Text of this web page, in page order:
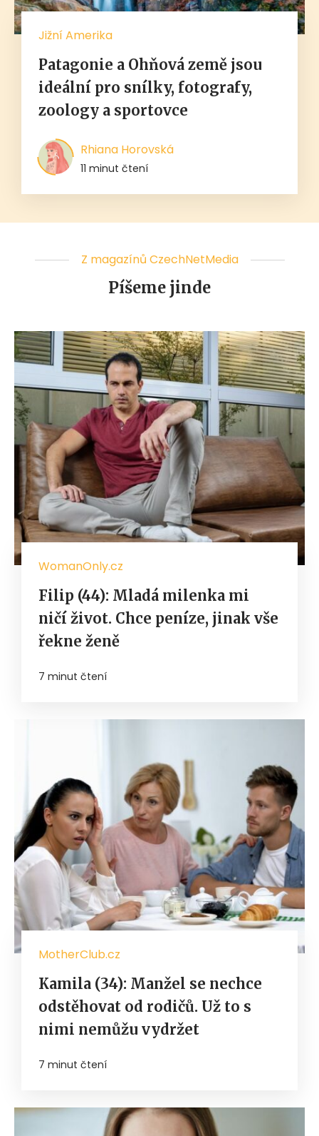
Jižní Amerika
Patagonie a Ohňová země jsou
ideální pro snílky, fotografy,
zoology a sportovce
Rhiana Horovská
11 minut čtení
Z magazínů CzechNetMedia
Píšeme jinde
WomanOnly.cz
Filip (44): Mladá milenka mi
ničí život. Chce peníze, jinak vše
řekne ženě
7 minut čtení
MotherClub.cz
Kamila (34): Manžel se nechce
odstěhovat od rodičů. Už to s
nimi nemůžu vydržet
7 minut čtení